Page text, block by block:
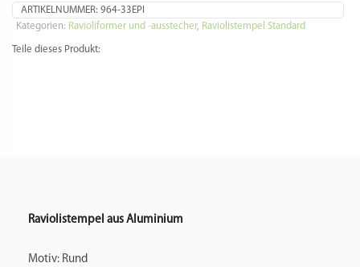
ARTIKELNUMMER: 964-33EPI
Kategorien: Ravioliformer und -ausstecher, Raviolistempel Standard
Teile dieses Produkt:
Raviolistempel aus Aluminium
Motiv: Rund